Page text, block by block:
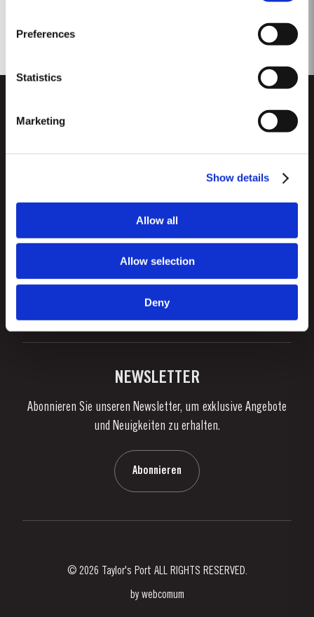
Preferences
Statistics
Marketing
Show details
Allow all
Allow selection
Deny
Importeure und Wichtigste Fachhändler
Unternehmensverantwortung
Datenschutzpolitik
Links
Was Ist Portwein?
Portwein kaufen
Nachrichten
FOLLOW US
Twitter
NEWSLETTER
Abonnieren Sie unseren Newsletter, um exklusive Angebote
und Neuigkeiten zu erhalten.
Abonnieren
© 2026 Taylor's Port ALL RIGHTS RESERVED.
by webcomum